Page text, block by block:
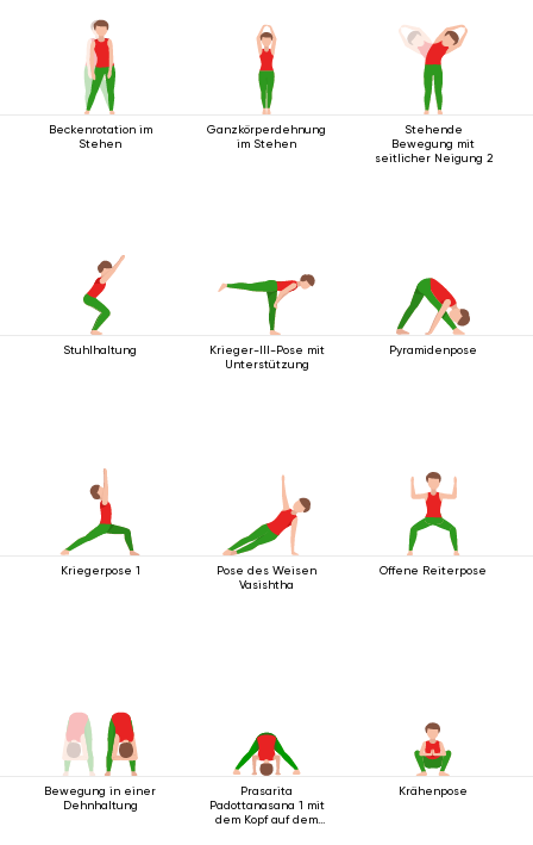
Beckenrotation im
Stehen
Ganzkörperdehnung
im Stehen
Stehende
Bewegung mit
seitlicher Neigung 2
Stuhlhaltung
Krieger-III-Pose mit
Unterstützung
Pyramidenpose
Kriegerpose 1
Pose des Weisen
Vasishtha
Offene Reiterpose
Bewegung in einer
Dehnhaltung
Prasarita
Padottanasana 1 mit
dem Kopf auf dem
Krähenpose